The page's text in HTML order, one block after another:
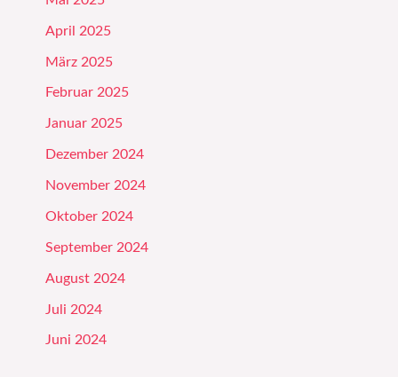
April 2025
März 2025
Februar 2025
Januar 2025
Dezember 2024
November 2024
Oktober 2024
September 2024
August 2024
Juli 2024
Juni 2024